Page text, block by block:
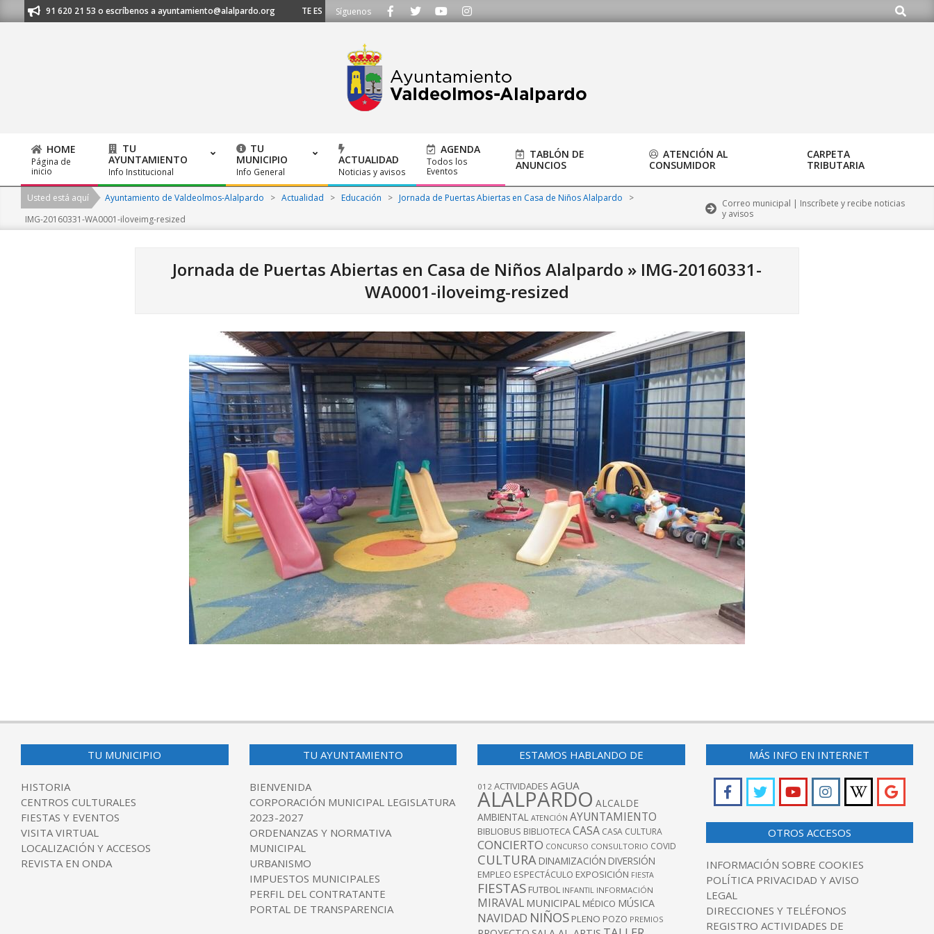
to
al 91 620 21 53 o escríbenos a ayuntamiento@alalpardo.org TE ESCUCHAMOS - Llámanos al 91 620 21 53 o escríbenos a ayuntamiento@alalpardo.org
Síguenos Buscar
Primary
Navigation
Menu
HOME
Página de
inicio
TU
AYUNTAMIENTO
Info Institucional
TU
MUNICIPIO
Info General
ACTUALIDAD
Noticias y avisos
AGENDA
Todos los
Eventos
TABLÓN DE
ANUNCIOS
ATENCIÓN AL
CONSUMIDOR
CARPETA
TRIBUTARIA
Usted está aquí Ayuntamiento de Valdeolmos-Alalpardo > Actualidad > Educación > Jornada de Puertas Abiertas en Casa de Niños Alalpardo
>
IMG-20160331-WA0001-iloveimg-resized
Correo municipal | Inscríbete y recibe noticias
y avisos
Jornada de Puertas Abiertas en Casa de Niños Alalpardo » IMG-20160331-
WA0001-iloveimg-resized
03-
TU MUNICIPIO
HISTORIA
CENTROS CULTURALES
FIESTAS Y EVENTOS
VISITA VIRTUAL
LOCALIZACIÓN Y ACCESOS
REVISTA EN ONDA
TU AYUNTAMIENTO
BIENVENIDA
CORPORACIÓN MUNICIPAL LEGISLATURA
2023-2027
ORDENANZAS Y NORMATIVA
MUNICIPAL
URBANISMO
IMPUESTOS MUNICIPALES
PERFIL DEL CONTRATANTE
PORTAL DE TRANSPARENCIA
ESTAMOS HABLANDO DE
012 ACTIVIDADES AGUA
ALALPARDO ALCALDE
AMBIENTAL ATENCIÓN AYUNTAMIENTO
BIBLIOBUS BIBLIOTECACASA CASA CULTURA
CONCIERTO CONCURSO CONSULTORIO COVID
CULTURA DINAMIZACIÓN DIVERSIÓN
EMPLEO ESPECTÁCULO EXPOSICIÓN FIESTA
FIESTAS FUTBOL INFANTIL INFORMACIÓN
MIRAVAL MUNICIPAL MÉDICO MÚSICA
NAVIDAD NIÑOS PLENO POZO PREMIOS
MÁS INFO EN INTERNET
OTROS ACCESOS
INFORMACIÓN SOBRE COOKIES
POLÍTICA PRIVACIDAD Y AVISO
LEGAL
DIRECCIONES Y TELÉFONOS
REGISTRO ACTIVIDADES DE